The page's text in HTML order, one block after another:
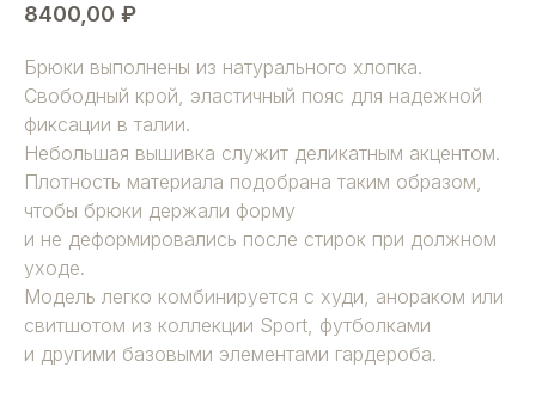
8400,00 ₽
Брюки выполнены из натурального хлопка.
Свободный крой, эластичный пояс для надежной
фиксации в талии.
Небольшая вышивка служит деликатным акцентом.
Плотность материала подобрана таким образом,
чтобы брюки держали форму
и не деформировались после стирок при должном
уходе.
Модель легко комбинируется с худи, анораком или
свитшотом из коллекции Sport, футболками
и другими базовыми элементами гардероба.